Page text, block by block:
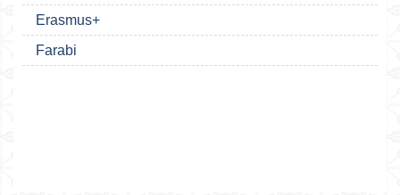
Erasmus+
Farabi